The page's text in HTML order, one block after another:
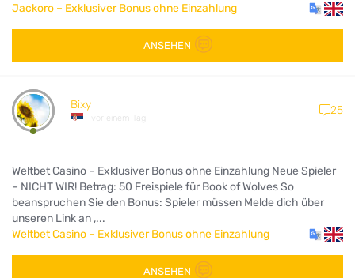
Jackoro – Exklusiver Bonus ohne Einzahlung
ANSEHEN
Bixy
vor einem Tag
25
Weltbet Casino – Exklusiver Bonus ohne Einzahlung Neue Spieler
– NICHT WIR! Betrag: 50 Freispiele für Book of Wolves So
beanspruchen Sie den Bonus: Spieler müssen Melde dich über
unseren Link an ,...
Weltbet Casino – Exklusiver Bonus ohne Einzahlung
ANSEHEN